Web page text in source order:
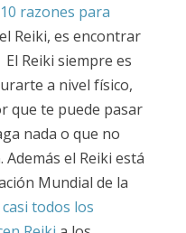
10 razones para
Reiki, es encontrar
Reiki siempre es
a nivel físico,
que te puede pasar
nada o que no
Además el Reiki está
Mundial de la
casi todos los